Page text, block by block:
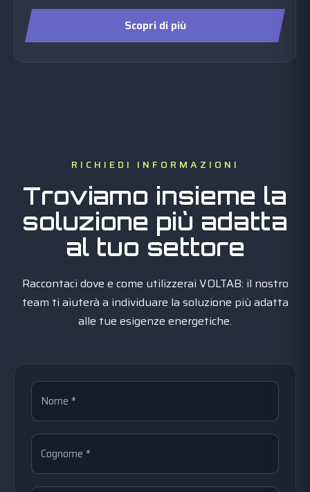
Scopri di più
RICHIEDI INFORMAZIONI
Troviamo insieme la
soluzione più adatta
al tuo settore
Raccontaci dove e come utilizzerai VOLTAB: il nostro
team ti aiuterà a individuare la soluzione più adatta
alle tue esigenze energetiche.
Nome *
Cognome *